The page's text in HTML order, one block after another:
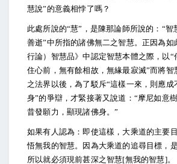
慧說”的意義相悖了嗎？
此處所說的“慧”，是陳那論師所說的：“智
善逝”中所指的諸佛無二之智慧。正因為如
行論）智慧品》中認定智慧本體之際，以“
住心前，無有餘相故，無緣最寂滅”而將智
之法界以後，為了駁斥“這樣一來，則應成
身”的爭辯，才緊接著又說道：“摩尼如意
昔發願力，顯現諸佛身。”
如果有人認為：即使這樣，大乘道的主要
悟無我的智慧。因為大乘道的追尋目標，
所以就必須現前甚深之智慧[無我的智慧]。